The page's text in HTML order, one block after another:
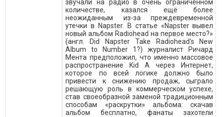
звучали на радио в очень ограниченном
количестве, казался ещё более
неожиданным из-за преждевременной
утечки в Napster. В статье «Napster вывел
новый альбом Radiohead на первое место?»
(англ. Did Napster Take Radiohead's New
Album to Number 1?) журналист Ричард
Мента предположил, что именно массовое
распространение Kid A через Интернет,
которое по всей логике должно было
привести к снижению продаж, сыграло
решающую роль в коммерческом успехе,
став своеобразной заменой традиционным
способам «раскрутки» альбома: скачав
альбом бесплатно, фанаты захотели